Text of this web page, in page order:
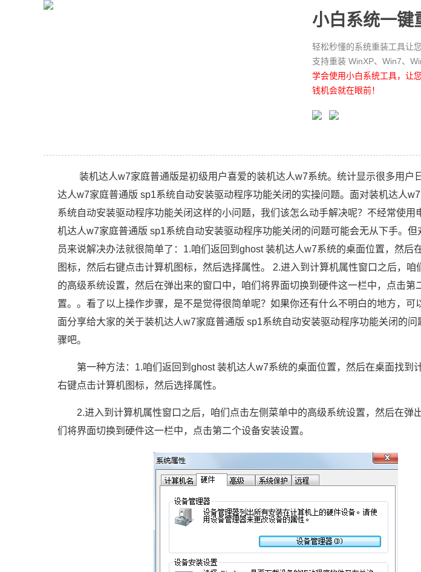
小白系统一键
轻松秒懂的系统重装工具让
支持重装 WinXP、Win7、
学会使用小白系统工具，让
钱机会就在眼前！
装机达人w7家庭普通版是初级用户喜爱的装机达人w7系统。统计显示很多用户
达人w7家庭普通版 sp1系统自动安装驱动程序功能关闭的实操问题。面对装机达人
系统自动安装驱动程序功能关闭这样的小问题，我们该怎么动手解决呢？不经常使用
机达人w7家庭普通版 sp1系统自动安装驱动程序功能关闭的问题可能会无从下手。但
员来说解决办法就很简单了：1.咱们返回到ghost 装机达人w7系统的桌面位置，然后
图标，然后右键点击计算机图标，然后选择属性。 2.进入到计算机属性窗口之后，咱
的高级系统设置，然后在弹出来的窗口中，咱们将界面切换到硬件这一栏中，点击第
置。。看了以上操作步骤，是不是觉得很简单呢？如果你还有什么不明白的地方，可
面分享给大家的关于装机达人w7家庭普通版 sp1系统自动安装驱动程序功能关闭的问
骤吧。
第一种方法：1.咱们返回到ghost 装机达人w7系统的桌面位置，然后在桌面找到
右键点击计算机图标，然后选择属性。
2.进入到计算机属性窗口之后，咱们点击左侧菜单中的高级系统设置，然后在弹
们将界面切换到硬件这一栏中，点击第二个设备安装设置。